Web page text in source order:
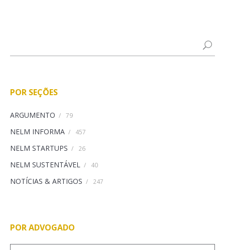
POR SEÇÕES
ARGUMENTO / 79
NELM INFORMA / 457
NELM STARTUPS / 26
NELM SUSTENTÁVEL / 40
NOTÍCIAS & ARTIGOS / 247
POR ADVOGADO